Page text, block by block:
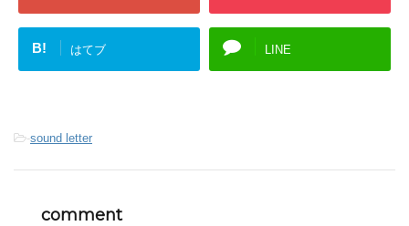
B! はてブ LINE
-sound letter
comment